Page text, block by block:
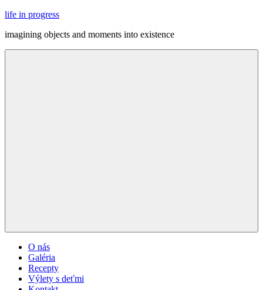
Skip
content
life in progress
imagining objects and moments into existence
O nás
Galéria
Recepty
Výlety s deťmi